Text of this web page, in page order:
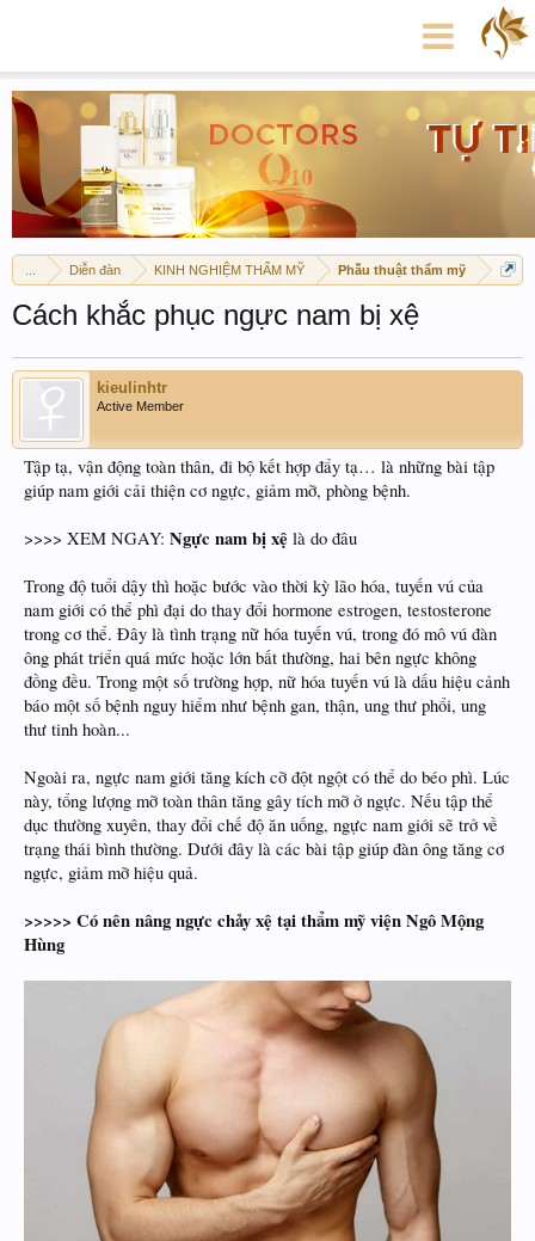
Diễn đàn KINH NGHIỆM THẨM MỸ Phẫu thuật thẩm mỹ
Cách khắc phục ngực nam bị xệ
kieulinhtr
Active Member
Tập tạ, vận động toàn thân, đi bộ kết hợp đẩy tạ… là những bài tập
giúp nam giới cải thiện cơ ngực, giảm mỡ, phòng bệnh.
>>>> XEM NGAY: Ngực nam bị xệ là do đâu
Trong độ tuổi dậy thì hoặc bước vào thời kỳ lão hóa, tuyến vú của
nam giới có thể phì đại do thay đổi hormone estrogen, testosterone
trong cơ thể. Đây là tình trạng nữ hóa tuyến vú, trong đó mô vú đàn
ông phát triển quá mức hoặc lớn bất thường, hai bên ngực không
đồng đều. Trong một số trường hợp, nữ hóa tuyến vú là dấu hiệu cảnh
báo một số bệnh nguy hiểm như bệnh gan, thận, ung thư phổi, ung
thư tinh hoàn...
Ngoài ra, ngực nam giới tăng kích cỡ đột ngột có thể do béo phì. Lúc
này, tổng lượng mỡ toàn thân tăng gây tích mỡ ở ngực. Nếu tập thể
dục thường xuyên, thay đổi chế độ ăn uống, ngực nam giới sẽ trở về
trạng thái bình thường. Dưới đây là các bài tập giúp đàn ông tăng cơ
ngực, giảm mỡ hiệu quả.
>>>>> Có nên nâng ngực chảy xệ tại thẩm mỹ viện Ngô Mộng
Hùng